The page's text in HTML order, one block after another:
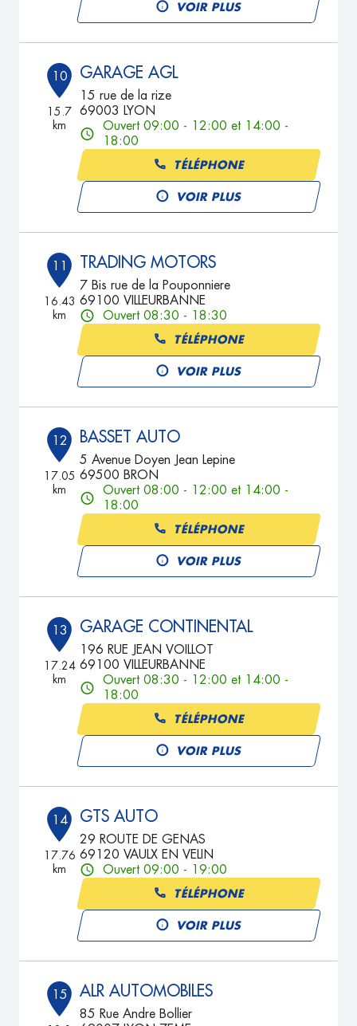
VOIR PLUS
10
15.7
km
GARAGE AGL
15 rue de la rize
69003 LYON
Ouvert 09:00 - 12:00 et 14:00 -
18:00
TÉLÉPHONE
VOIR PLUS
11
16.43
km
TRADING MOTORS
7 Bis rue de la Pouponniere
69100 VILLEURBANNE
Ouvert 08:30 - 18:30
TÉLÉPHONE
VOIR PLUS
12
17.05
km
BASSET AUTO
5 Avenue Doyen Jean Lepine
69500 BRON
Ouvert 08:00 - 12:00 et 14:00 -
18:00
TÉLÉPHONE
VOIR PLUS
13
17.24
km
GARAGE CONTINENTAL
196 RUE JEAN VOILLOT
69100 VILLEURBANNE
Ouvert 08:30 - 12:00 et 14:00 -
18:00
TÉLÉPHONE
VOIR PLUS
14
17.76
km
GTS AUTO
29 ROUTE DE GENAS
69120 VAULX EN VELIN
Ouvert 09:00 - 19:00
TÉLÉPHONE
VOIR PLUS
15 ALR AUTOMOBILES
85 Rue Andre Bollier